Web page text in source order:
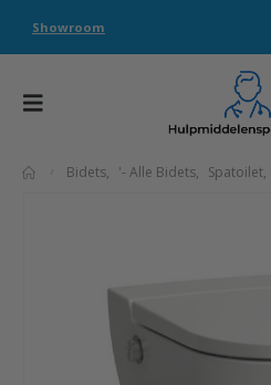
Showroom
Bidets, '- Alle Bidets, Spatoilet,